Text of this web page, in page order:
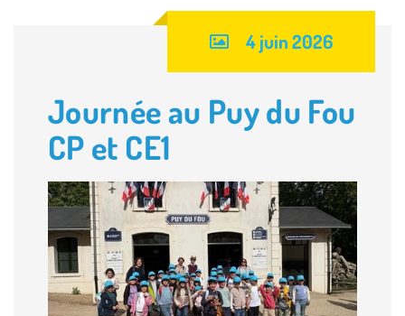
4 juin 2026
Journée au Puy du Fou
CP et CE1